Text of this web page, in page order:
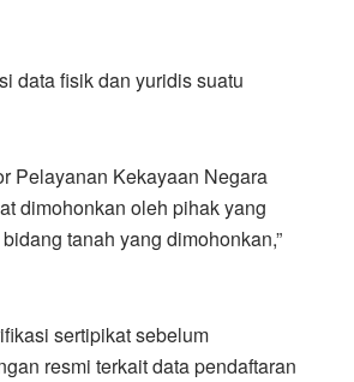
data fisik dan yuridis suatu
Pelayanan Kekayaan Negara
dimohonkan oleh pihak yang
tanah yang dimohonkan,”
sertipikat sebelum
resmi terkait data pendaftaran